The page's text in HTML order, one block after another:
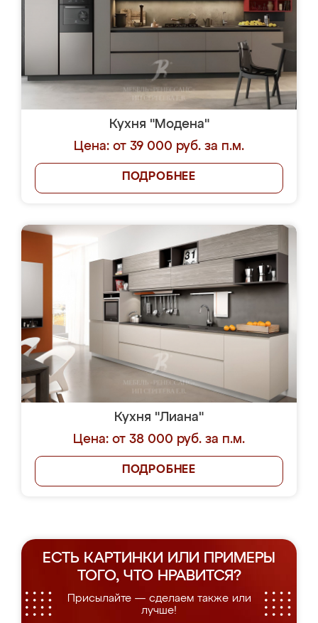
Кухня "Модена"
Цена: от 39 000 руб. за п.м.
ПОДРОБНЕЕ
Кухня "Лиана"
Цена: от 38 000 руб. за п.м.
ПОДРОБНЕЕ
ЕСТЬ КАРТИНКИ ИЛИ ПРИМЕРЫ
ТОГО, ЧТО НРАВИТСЯ?
Присылайте — сделаем также или
лучше!